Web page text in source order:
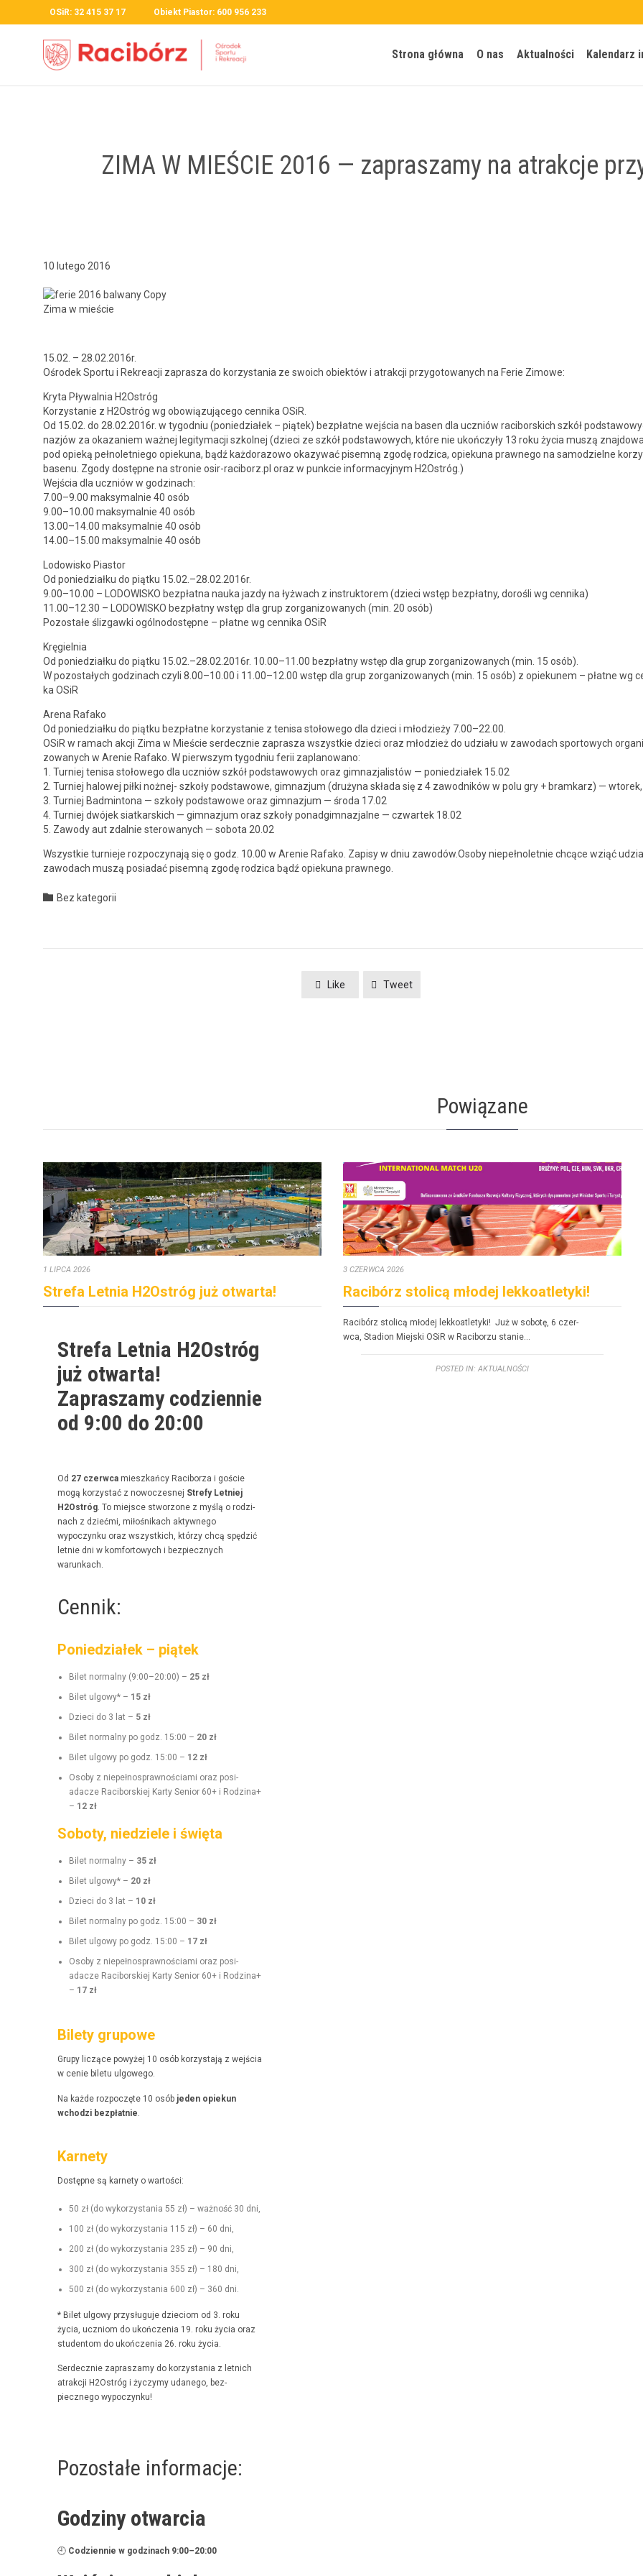
OSiR: 32 415 37 17 Obiekt Piastor: 600 956 233
Strona główna O nas Aktualności Kalendarz
ZIMA W MIEŚCIE 2016 — zapraszamy na atrakcje
10 lutego 2016
Zima w mieście
15.02. – 28.02.2016r.
Ośrodek Sportu i Rekreacji zaprasza do korzys­ta­nia ze swoich obiek­tów i atrakcji przy­go­towanych na Ferie Zimowe:
Kry­ta Pły­wal­nia H2Ostróg
Korzys­tanie z H2Ostróg wg obow­iązu­jącego cen­ni­ka OSiR.
Od 15.02. do 28.02.2016r. w tygod­niu (poniedzi­ałek – piątek) bezpłatne wejś­cia na basen dla uczniów raci­bors­kich szkół
nazjów za okazaniem ważnej legi­t­y­macji szkol­nej (dzieci ze szkół pod­sta­wowych, które nie ukończyły 13 roku życia muszą
pod opieką pełno­let­niego opieku­na, bądź każ­do­ra­zowo okazy­wać pisem­ną zgodę rodz­i­ca, opieku­na prawnego na samodzielne
basenu. Zgody dostęp­ne na stron­ie osir-raciborz.pl oraz w punkcie infor­ma­cyjnym H2Ostróg.)
Wejś­cia dla uczniów w godz­i­nach:
7.00–9.00 maksy­mal­nie 40 osób
9.00–10.00 maksy­mal­nie 40 osób
13.00–14.00 maksy­mal­nie 40 osób
14.00–15.00 maksy­mal­nie 40 osób
Lodowisko Pias­tor
Od poniedzi­ałku do piątku 15.02.–28.02.2016r.
9.00–10.00 – LODOWISKO bezpłat­na nau­ka jazdy na łyżwach z instruk­torem (dzieci wstęp bezpłat­ny, dorośli wg cen­ni­ka)
11.00–12.30 – LODOWISKO bezpłat­ny wstęp dla grup zor­ga­ni­zowanych (min. 20 osób)
Pozostałe śliz­gaw­ki ogóln­o­dostęp­ne – płatne wg cen­ni­ka OSiR
Kręgiel­nia
Od poniedzi­ałku do piątku 15.02.–28.02.2016r. 10.00–11.00 bezpłat­ny wstęp dla grup zor­ga­ni­zowanych (min. 15 osób).
W pozostałych godz­i­nach czyli 8.00–10.00 i 11.00–12.00 wstęp dla grup zor­ga­ni­zowanych (min. 15 osób) z opiekunem – płatne wg
ka OSiR
Are­na Rafako
Od poniedzi­ałku do piątku bezpłatne korzys­tanie z tenisa stołowego dla dzieci i młodzieży 7.00–22.00.
OSiR w ramach akcji Zima w Mieś­cie serdecznie zaprasza wszys­tkie dzieci oraz młodzież do udzi­ału w zawodach sportowych
zowanych w Are­nie Rafako. W pier­wszym tygod­niu ferii zaplanowano:
1. Turniej tenisa stołowego dla uczniów szkół pod­sta­wowych oraz gim­naz­jal­istów — poniedzi­ałek 15.02
2. Turniej halowej pił­ki nożnej- szkoły pod­sta­wowe, gim­nazjum (druży­na skła­da się z 4 zawod­ników w polu gry + bramkarz) —
3. Turniej Bad­mintona — szkoły pod­sta­wowe oraz gim­nazjum — śro­da 17.02
4. Turniej dwó­jek siatkars­kich — gim­nazjum oraz szkoły pon­adg­im­naz­jalne — czwartek 18.02
5. Zawody aut zdal­nie sterowanych — sob­o­ta 20.02
Wszys­tkie turnieje rozpoczy­na­ją się o godz. 10.00 w Are­nie Rafako. Zapisy w dniu zawodów.Osoby niepełno­let­nie chcące wziąć
zawodach muszą posi­adać pisem­ną zgodę rodz­i­ca bądź opieku­na prawnego.
 Category
Bez kategorii
Like Tweet
Powiązane
1 LIPCA 2026
Strefa Letnia H2Ostróg już otwarta!
Strefa Letnia H2Ostróg
już otwarta!
Zapraszamy codziennie
od 9:00 do 20:00
Od 27 czer­w­ca mieszkań­cy Raci­borza i goś­cie
mogą korzys­tać z nowoczes­nej Stre­fy Let­niej
H2Ostróg. To miejsce stwor­zone z myślą o rodz­i­
nach z dzieć­mi, miłośnikach akty­wnego
wypoczynku oraz wszys­t­kich, którzy chcą spędz­ić
let­nie dni w kom­for­towych i bez­piecznych
warunkach.
Cennik:
Poniedziałek – piątek
Bilet nor­mal­ny (9:00–20:00) – 25 zł
Bilet ulgo­wy* – 15 zł
Dzieci do 3 lat – 5 zł
Bilet nor­mal­ny po godz. 15:00 – 20 zł
Bilet ulgo­wy po godz. 15:00 – 12 zł
Oso­by z niepełnosprawnoś­ci­a­mi oraz posi­
adacze Raci­borskiej Kar­ty Senior 60+ i Rodz­i­na+
– 12 zł
Soboty, niedziele i święta
Bilet nor­mal­ny – 35 zł
Bilet ulgo­wy* – 20 zł
Dzieci do 3 lat – 10 zł
Bilet nor­mal­ny po godz. 15:00 – 30 zł
Bilet ulgo­wy po godz. 15:00 – 17 zł
Oso­by z niepełnosprawnoś­ci­a­mi oraz posi­
adacze Raci­borskiej Kar­ty Senior 60+ i Rodz­i­na+
– 17 zł
Bilety grupowe
Grupy liczące powyżej 10 osób korzys­ta­ją z wejś­cia
w cenie bile­tu ulgowego.
Na każde rozpoczęte 10 osób jeden opiekun
wchodzi bezpłat­nie.
Karnety
Dostęp­ne są kar­ne­ty o wartości:
50 zł (do wyko­rzys­ta­nia 55 zł) – ważność 30 dni,
100 zł (do wyko­rzys­ta­nia 115 zł) – 60 dni,
200 zł (do wyko­rzys­ta­nia 235 zł) – 90 dni,
300 zł (do wyko­rzys­ta­nia 355 zł) – 180 dni,
500 zł (do wyko­rzys­ta­nia 600 zł) – 360 dni.
* Bilet ulgo­wy przysługu­je dzieciom od 3. roku
życia, uczniom do ukończenia 19. roku życia oraz
stu­den­tom do ukończenia 26. roku życia.
Serdecznie zaprasza­my do korzys­ta­nia z let­nich
atrakcji H2Ostróg i życzymy udanego, bez­
piecznego wypoczynku!
Pozostałe informacje:
Godziny otwarcia
🕘 Codzi­en­nie w godz­i­nach 9:00–20:00
3 CZERWCA 2026
Racibórz stolicą młodej lekkoatletyki!
Racibórz stolicą młodej lekkoatle­ty­ki! Już w sobotę, 6 czer­
w­ca, Sta­dion Miejs­ki OSiR w Raci­borzu stanie…
POSTED IN: AKTUALNOŚCI